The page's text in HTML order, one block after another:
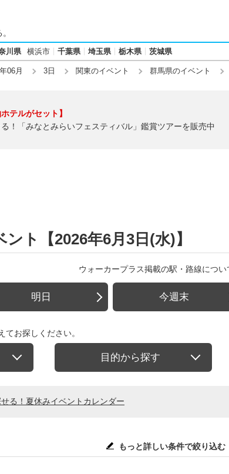
川県 横浜市 千葉県 埼玉県 栃木県 茨城県
06月 3日 関東のイベント 群馬県のイベント
テルがセット】
！「みなとみらいフェスティバル」鑑賞ツアーを販売中
ト【2026年6月3日(水)】
ウォーカープラス掲載の駅・路線につい
明日 今週末
お探しください。
目的から探す
る！夏休みイベントカレンダー
もっと詳しい条件で絞り込む